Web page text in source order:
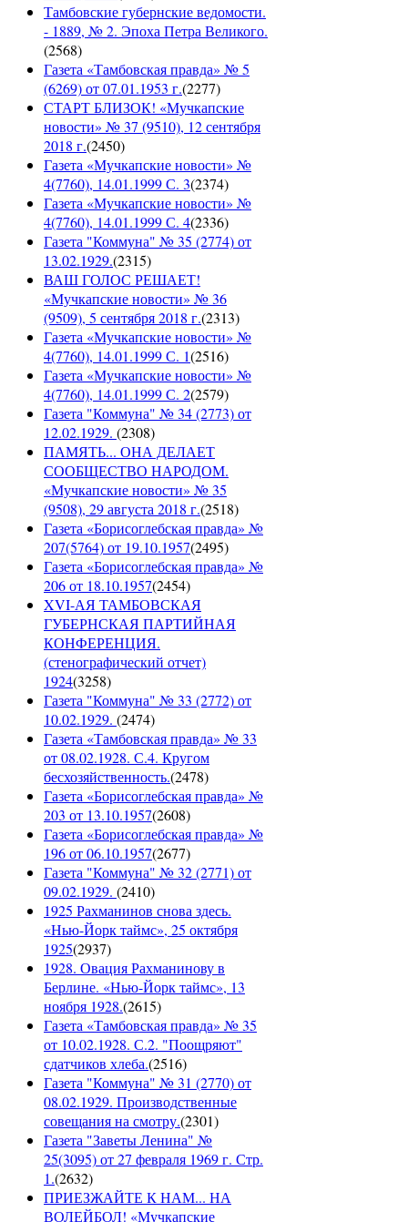
Тамбовские губернские ведомости.
- 1889, № 2. Эпоха Петра Великого.
(2568)
Газета «Тамбовская правда» № 5
(6269) от 07.01.1953 г.(2277)
СТАРТ БЛИЗОК! «Мучкапские
новости» № 37 (9510), 12 сентября
2018 г.(2450)
Газета «Мучкапские новости» №
4(7760), 14.01.1999 С. 3(2374)
Газета «Мучкапские новости» №
4(7760), 14.01.1999 С. 4(2336)
Газета "Коммуна" № 35 (2774) от
13.02.1929.(2315)
ВАШ ГОЛОС РЕШАЕТ!
«Мучкапские новости» № 36
(9509), 5 сентября 2018 г.(2313)
Газета «Мучкапские новости» №
4(7760), 14.01.1999 С. 1(2516)
Газета «Мучкапские новости» №
4(7760), 14.01.1999 С. 2(2579)
Газета "Коммуна" № 34 (2773) от
12.02.1929. (2308)
ПАМЯТЬ... ОНА ДЕЛАЕТ
СООБЩЕСТВО НАРОДОМ.
«Мучкапские новости» № 35
(9508), 29 августа 2018 г.(2518)
Газета «Борисоглебская правда» №
207(5764) от 19.10.1957(2495)
Газета «Борисоглебская правда» №
206 от 18.10.1957(2454)
XVI-АЯ ТАМБОВСКАЯ
ГУБЕРНСКАЯ ПАРТИЙНАЯ
КОНФЕРЕНЦИЯ.
(стенографический отчет)
1924(3258)
Газета "Коммуна" № 33 (2772) от
10.02.1929. (2474)
Газета «Тамбовская правда» № 33
от 08.02.1928. С.4. Кругом
бесхозяйственность.(2478)
Газета «Борисоглебская правда» №
203 от 13.10.1957(2608)
Газета «Борисоглебская правда» №
196 от 06.10.1957(2677)
Газета "Коммуна" № 32 (2771) от
09.02.1929. (2410)
1925 Рахманинов снова здесь.
«Нью-Йорк таймс», 25 октября
1925(2937)
1928. Овация Рахманинову в
Берлине. «Нью-Йорк таймс», 13
ноября 1928.(2615)
Газета «Тамбовская правда» № 35
от 10.02.1928. С.2. "Поощряют"
сдатчиков хлеба.(2516)
Газета "Коммуна" № 31 (2770) от
08.02.1929. Производственные
совещания на смотру.(2301)
Газета "Заветы Ленина" №
25(3095) от 27 февраля 1969 г. Стр.
1.(2632)
ПРИЕЗЖАЙТЕ К НАМ... НА
ВОЛЕЙБОЛ! «Мучкапские